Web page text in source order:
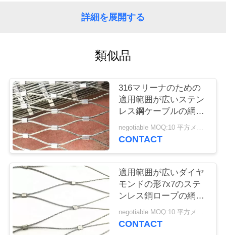
質
管
理
私
に
連
詳細を展開する
類似品
316マリーナのための
適用範囲が広いステン
レス鋼ケーブルの網の
網の手すり
negotiable MOQ:10 平方メートル
CONTACT
適用範囲が広いダイヤ
モンドの形7x7のステ
ンレス鋼ロープの網ケ
ーブルの網の囲うことnegotiable MOQ:10 平方メートル
CONTACT